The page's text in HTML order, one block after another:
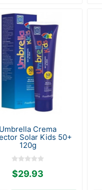
Umbrella Crema
Solar Kids 50+
120g
$29.93